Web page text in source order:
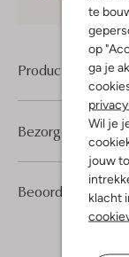
te
op
ga je
Wil je
jouw
klacht
Product informatie
Beoordelingen
Bezorgen &